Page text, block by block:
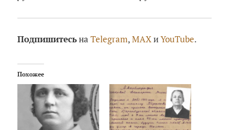
ПодпишитесьнаTelegram,MAXиYouTube.
Похожее